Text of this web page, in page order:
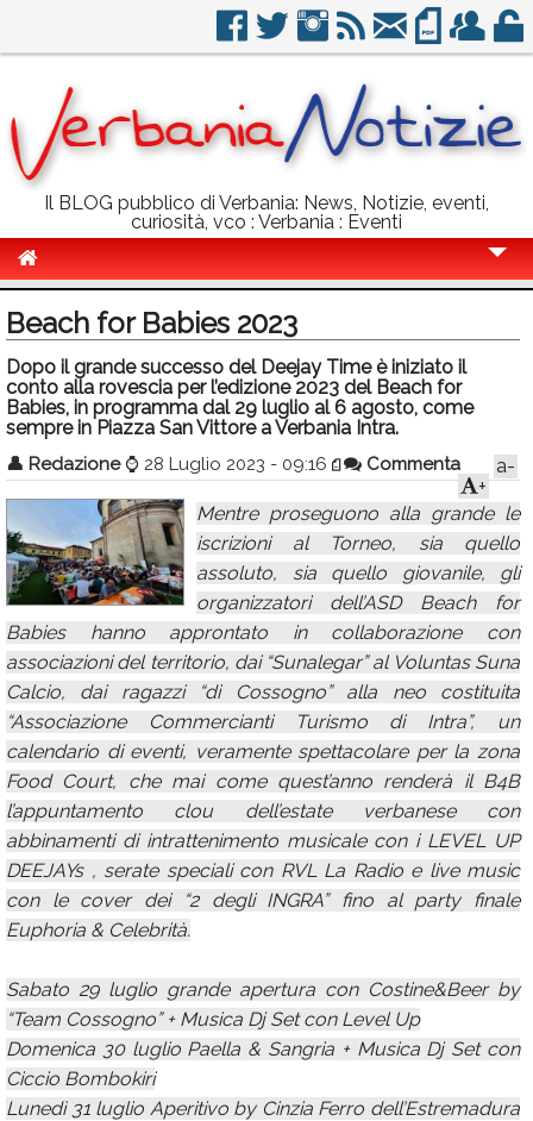
Il BLOG pubblico di Verbania: News, Notizie, eventi,
curiosità, vco : Verbania : Eventi
Politica
Sport
Eventi
Info Utili
Rubriche
Calendario
Annunci
Beach for Babies 2023
Dopo il grande successo del Deejay Time è iniziato il
conto alla rovescia per l’edizione 2023 del Beach for
Babies, in programma dal 29 luglio al 6 agosto, come
sempre in Piazza San Vittore a Verbania Intra.
👤 Redazione ⌚ 28 Luglio 2023 - 09:16 Commenta
a-
+
Mentre proseguono alla grande le
iscrizioni al Torneo, sia quello
assoluto, sia quello giovanile, gli
organizzatori dell’ASD Beach for
Babies hanno approntato in collaborazione con
associazioni del territorio, dai “Sunalegar” al Voluntas Suna
Calcio, dai ragazzi “di Cossogno” alla neo costituita
“Associazione Commercianti Turismo di Intra”, un
calendario di eventi, veramente spettacolare per la zona
Food Court, che mai come quest’anno renderà il B4B
l’appuntamento clou dell’estate verbanese con
abbinamenti di intrattenimento musicale con i LEVEL UP
DEEJAYs , serate speciali con RVL La Radio e live music
con le cover dei “2 degli INGRA” fino al party finale
Euphoria & Celebrità.
Sabato 29 luglio grande apertura con Costine&Beer by
“Team Cossogno” + Musica Dj Set con Level Up
Domenica 30 luglio Paella & Sangria + Musica Dj Set con
Ciccio Bombokiri
Lunedì 31 luglio Aperitivo by Cinzia Ferro dell’Estremadura